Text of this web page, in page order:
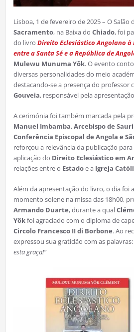
Lisboa, 1 de fevereiro de 2025 – O Salão
Sacramento, na Baixa do Chiado, foi
do livro Direito Eclesiástico Angolano à
entre a Santa Sé e a República de
Mulewu Munuma Yôk. O evento
diversas personalidades do meio
destacando-se a presença do professor
Gouveia, responsável pela
A cerimónia foi também marcada pela
Manuel Imbamba,Arcebispo de
Conferência Episcopal de Angola e
reforçou a relevância da publicação
aplicação do Direito Eclesiástico em
relações entre o Estadoe a Igreja
Além da apresentação do livro, o dia foi
momento solene na missa das 18h00,
Armando Duarte, durante a qual
Yôkfoi agraciado com o diploma de
Circolo Francesco II di Borbone. Ao
expressou sua gratidão com as palavras:
esta graça!”